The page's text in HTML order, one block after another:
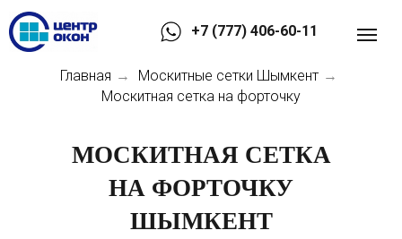
+7 (777) 406-60-11
Главная → Москитные сетки Шымкент →
Москитная сетка на форточку
МОСКИТНАЯ СЕТКА
НА ФОРТОЧКУ
ШЫМКЕНТ